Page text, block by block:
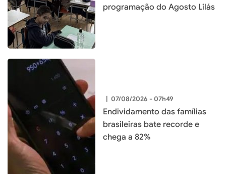
programação do Agosto Lilás
| 07/08/2026 - 07h49
Endividamento das famílias
brasileiras bate recorde e
chega a 82%